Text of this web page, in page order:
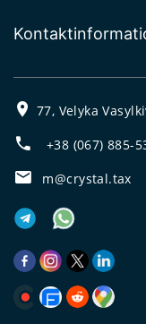
77, Velyka
+38 (067) 885-
m@crystal.tax